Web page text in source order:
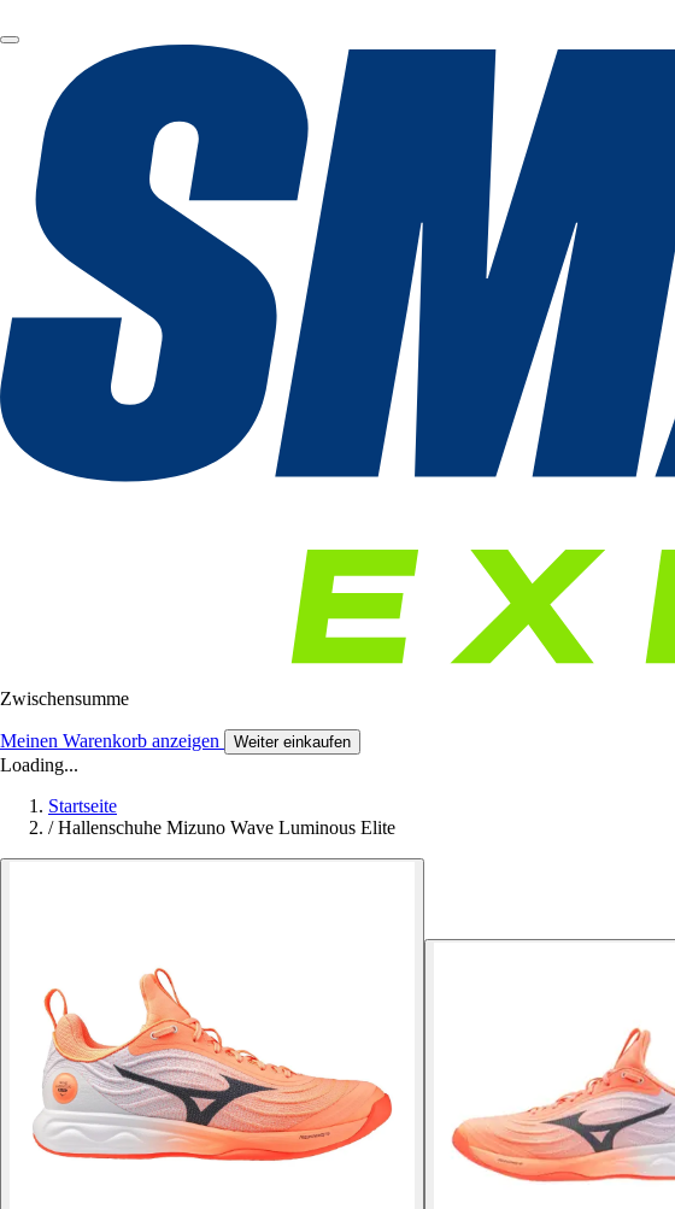
Zwischensumme
Meinen Warenkorb anzeigen Weiter einkaufen
Loading...
Startseite
/ Hallenschuhe Mizuno Wave Luminous Elite